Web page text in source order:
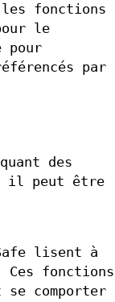
fonctions
le
pour
par
des
il peut être
lisent à
fonctions
comporter